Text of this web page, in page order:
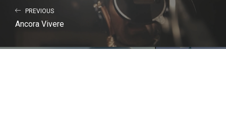
PREVIOUS
Ancora Vivere